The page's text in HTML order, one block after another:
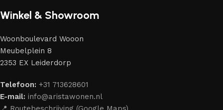
Winkel & Showroom
Woonboulevard Wooon
Meubelplein 8
2353 EX Leiderdorp
Telefoon: +31 713628601
E-mail: info@aristawonen.nl